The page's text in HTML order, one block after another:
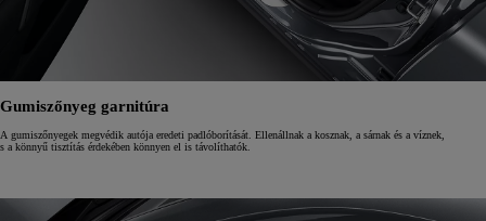
Gumiszőnyeg garnitúra
A gumiszőnyegek megvédik autója eredeti padlóborítását. Ellenállnak a kosznak, a sárnak és a víznek,
s a könnyű tisztítás érdekében könnyen el is távolíthatók.